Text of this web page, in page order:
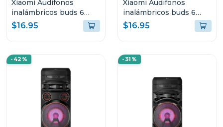
Xiaomi Audifonos
inalámbricos buds 6
play negro 2420e1n
$16.95
Xiaomi Audifonos
inalámbricos buds 6
play blanco 2420e1b
$16.95
-42% -31%